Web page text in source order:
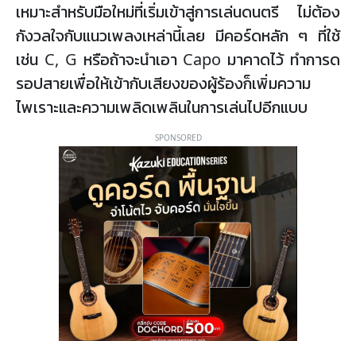
เหมาะสำหรับมือใหม่ที่เริ่มเข้าสู่การเล่นดนตรี ไม่ต้อง
กังวลใจกับแนวเพลงเหล่านี้เลย มีคอร์ดหลัก ๆ ที่ใช้
เช่น C, G หรือถ้าจะนำเอา Capo มาคาดไว้ ทำการด
รอปสายเพื่อให้เข้ากับเสียงของผู้ร้องก็เพิ่มความ
ไพเราะและความเพลิดเพลินในการเล่นไปอีกแบบ
SPONSORED